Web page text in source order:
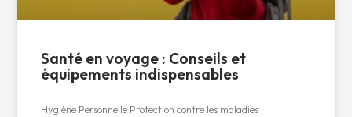
Santé en voyage : Conseils et
équipements indispensables
Hygiène Personnelle Protection contre les maladies